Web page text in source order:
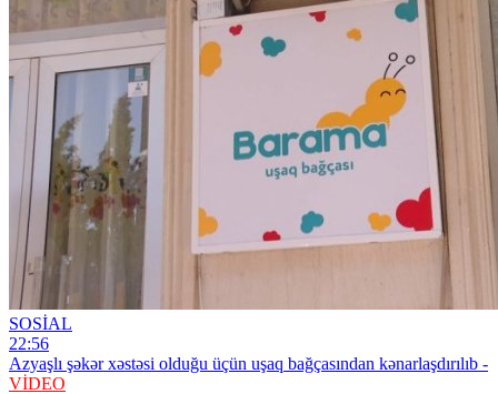
SOSİAL
22:56
Azyaşlı şəkər xəstəsi olduğu üçün uşaq bağçasından kənarlaşdırılıb -
VİDEO